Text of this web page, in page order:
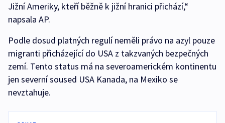
Jižní Ameriky, kteří běžně k jižní hranici přichází,“
napsala AP.
Podle dosud platných regulí neměli právo na azyl pouze
migranti přicházející do USA z takzvaných bezpečných
zemí. Tento status má na severoamerickém kontinentu
jen severní soused USA Kanada, na Mexiko se
nevztahuje.